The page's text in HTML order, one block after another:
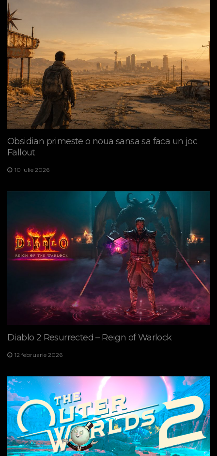
Obsidian primeste o noua sansa sa faca un joc
Fallout
10 iulie 2026
Diablo 2 Resurrected – Reign of Warlock
12 februarie 2026